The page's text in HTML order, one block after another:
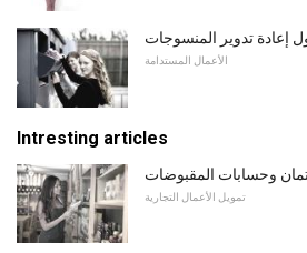
إعادة تدوير المنسوجات
الأعمال المستدامة
Intresting articles
وحسابات المقبوضات
تمويل الأعمال التجارية